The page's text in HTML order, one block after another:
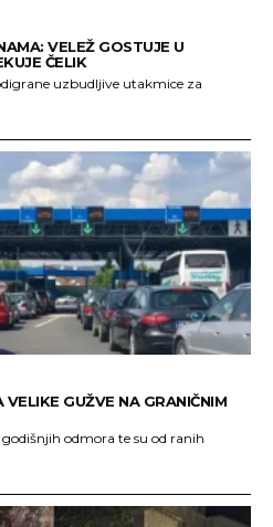
VELEŽ GOSTUJE U
ČELIK
uzbudljive utakmice za
GUŽVE NA GRANIČNIM
odmora te su od ranih